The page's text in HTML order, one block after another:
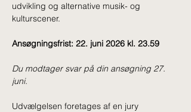
udvikling og alternative musik- og
kulturscener.
Ansøgningsfrist: 22. juni 2026 kl. 23.59
Du modtager svar på din ansøgning 27.
juni.
Udvælgelsen foretages af en jury